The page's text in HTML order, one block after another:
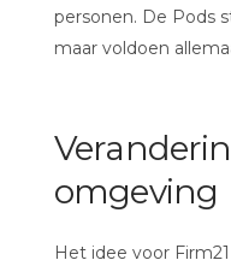
personen. De Pods
maar voldoen
omgeving
Het idee voor